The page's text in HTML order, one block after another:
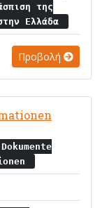
της
Ελλάδα
Προβολή